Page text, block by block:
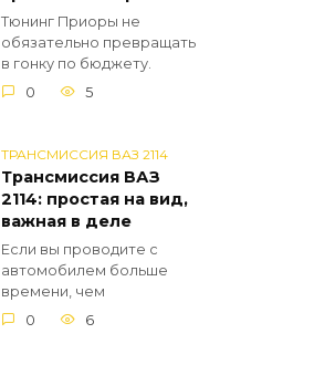
Тюнинг Приоры не
обязательно превращать
в гонку по бюджету.
0
5
ТРАНСМИССИЯ ВАЗ 2114
Трансмиссия ВАЗ
2114: простая на вид,
важная в деле
Если вы проводите с
автомобилем больше
времени, чем
0
6